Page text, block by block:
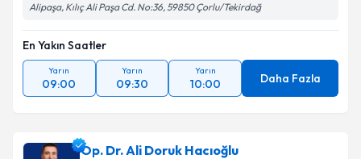
Alipaşa, Kılıç Ali Paşa Cd. No:36, 59850 Çorlu/Tekirdağ
En Yakın Saatler
Yarın
09:00
Yarın
09:30
Yarın
10:00 Daha Fazla
Op. Dr. Ali Doruk Hacıoğlu